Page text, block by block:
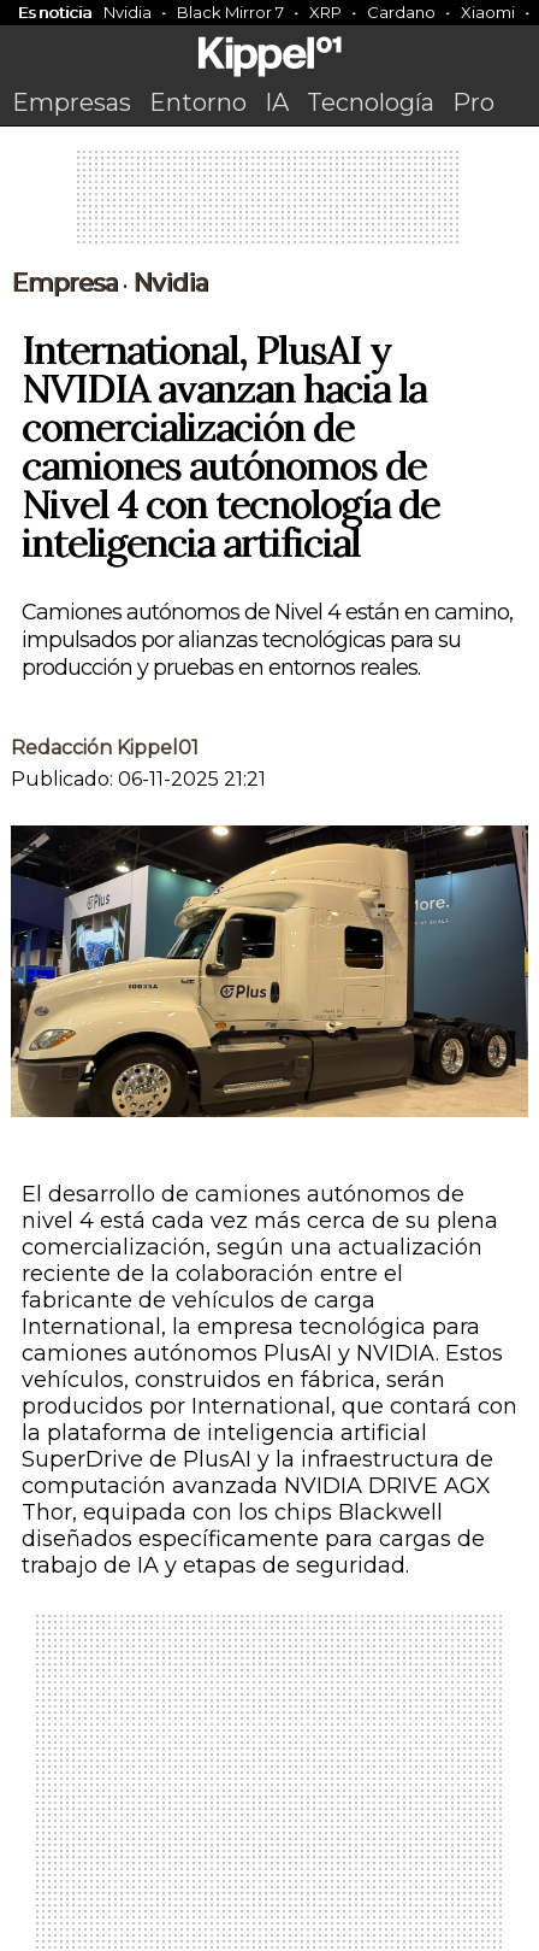
Es noticia Nvidia Black Mirror 7 XRP Cardano Xiaomi
Empresas Entorno IA Tecnología Pro
Empresa• Nvidia
International, PlusAI y
NVIDIA avanzan hacia la
comercialización de
camiones autónomos de
Nivel 4 con tecnología de
inteligencia artificial
Camiones autónomos de Nivel 4 están en camino,
impulsados por alianzas tecnológicas para su
producción y pruebas en entornos reales.
Redacción Kippel01
Publicado: 06-11-2025 21:21
El desarrollo de camiones autónomos de
nivel 4 está cada vez más cerca de su plena
comercialización, según una actualización
reciente de la colaboración entre el
fabricante de vehículos de carga
International, la empresa tecnológica para
camiones autónomos PlusAI y NVIDIA. Estos
vehículos, construidos en fábrica, serán
producidos por International, que contará con
la plataforma de inteligencia artificial
SuperDrive de PlusAI y la infraestructura de
computación avanzada NVIDIA DRIVE AGX
Thor, equipada con los chips Blackwell
diseñados específicamente para cargas de
trabajo de IA y etapas de seguridad.